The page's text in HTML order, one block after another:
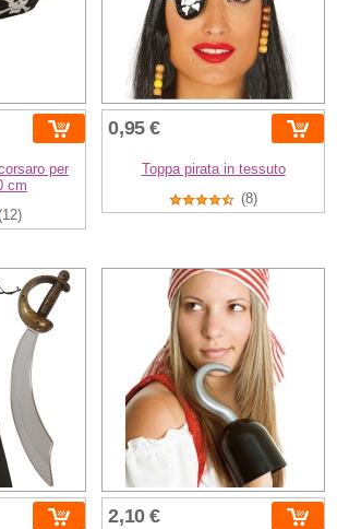
per
cm
0,95 €
Toppa pirata in tessuto
(8)
2,10 €